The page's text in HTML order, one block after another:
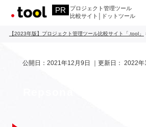
プロジェクト管理ツール
比較サイト│ドットツール
【2023年版】プロジェクト管理ツール比較サイト「.tool」
公開日： 2021年12月9日 ｜更新日： 2022年